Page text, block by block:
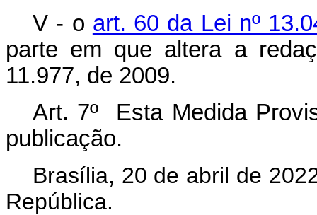
V - o art. 60 da Lei nº
parte em que altera a
11.977, de 2009.
Art. 7º Esta Medida
publicação.
Brasília, 20 de abril de
República.